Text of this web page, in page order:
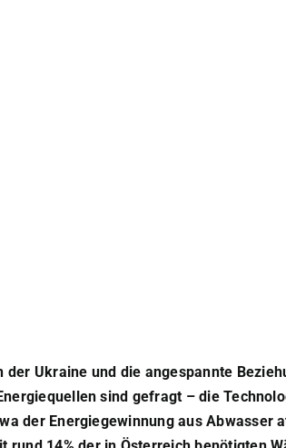
Ukraine und die angespannte
sind gefragt – die
der Energiegewinnung aus Abwasser